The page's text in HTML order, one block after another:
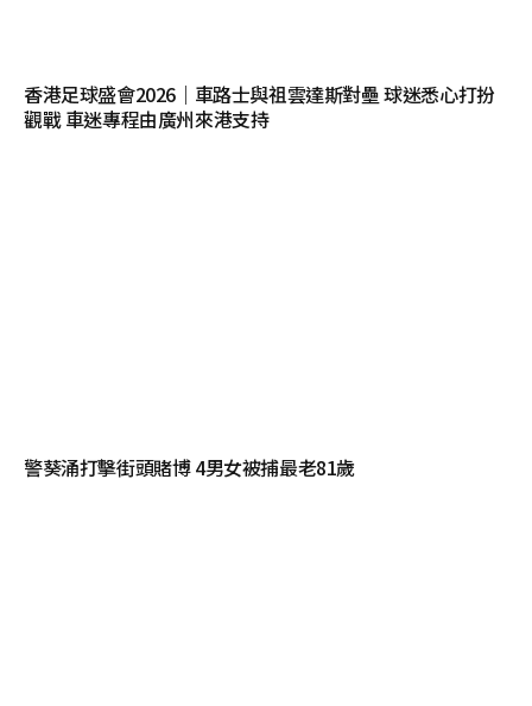
香港足球盛會2026｜車路士與祖雲達斯對壘 球迷悉心打扮
觀戰 車迷專程由廣州來港支持
警葵涌打擊街頭賭博 4男女被捕最老81歲